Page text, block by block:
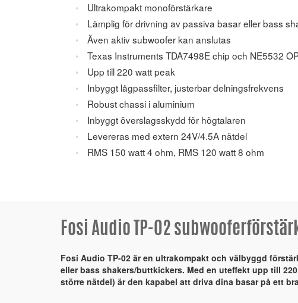
Ultrakompakt monoförstärkare
Lämplig för drivning av passiva basar eller bass
Även aktiv subwoofer kan anslutas
Texas Instruments TDA7498E chip och NE5532
Upp till 220 watt peak
Inbyggt lågpassfilter, justerbar delningsfrekvens
Robust chassi i aluminium
Inbyggt överslagsskydd för högtalaren
Levereras med extern 24V/4.5A nätdel
RMS 150 watt 4 ohm, RMS 120 watt 8 ohm
Fosi Audio TP-02
Fosi Audio TP-02 är en ultrakompakt och välbyggd
eller bass shakers/buttkickers. Med en uteffekt upp till
större nätdel) är den kapabel att driva dina basar på ett